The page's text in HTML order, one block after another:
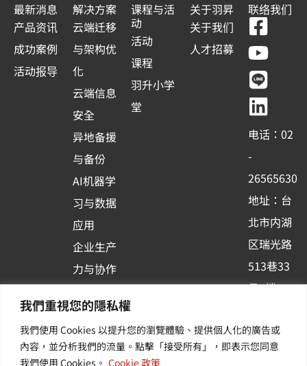
我們重視您的隱私權
我們使用 Cookies 以提升您的瀏覽體驗、提供個人化的廣告或
內容，並分析我們的流量。點擊「接受所有」，即表示您同意
我們使用 Cookies。 Cookie 政策
最新消息
产品资讯
成功案例
活动报导
解决方案
云端迁移
与架构优
化
云端信息
安全
异地备援
与备份
AI机器学
习与数据
应用
企业生产
力与协作
台应用
其他/增
值服务
课程与活
动
活动
课程
羽升小学
堂
关于羽昇
关于我们
人才招募
联络我们
F
a
c
e
b
o
o
k
-
s
q
u
a
r
Y
o
u
t
u
b
e
L
i
n
e
L
i
n
k
e
d
i
n
电话：02
-
26565630
地址：台
北市内湖
区瑞光路
513巷33
号6楼
新讯 | 提
供您最新